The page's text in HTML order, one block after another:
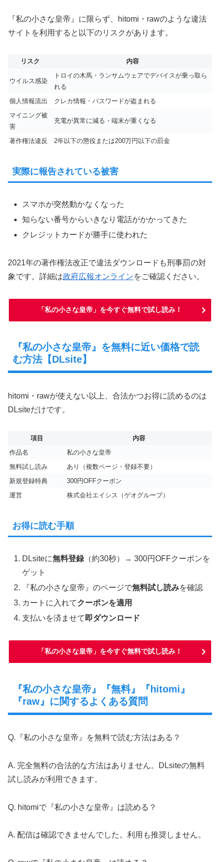
『私の小さな皇帝』に限らず、hitomi・rawのような違法
サイトを利用すると以下のリスクがあります。
リスク 内容
ウイルス感染
トロイの木馬・ランサムウェアでデバイスが乗っ取ら
れる
個人情報流出
クレカ情報・パスワードが盗まれる
マイニング被
害
充電が異常に減る・端末が重くなる
著作権法違反 2年以下の懲役または200万円以下の罰金
実際に報告されている被害
スマホが突然動かなくなった
知らない番号からいきなり電話がかかってきた
クレジットカードが勝手に使われた
2021年の著作権法改正で違法ダウンロードも刑事罰の対
象です。詳細は政府広報オンラインをご確認ください。
「私の小さな皇帝」を今すぐ無料で試し読み！
『私の小さな皇帝』を無料に近い価格で読
む方法【DLsite】
hitomi・rawが使えない以上、合法かつお得に読めるのは
DLsiteだけです。
項目
内容
作品名
私の小さな皇帝
無料試し読み
あり（複数ページ・登録不要）
新規登録特典
300円OFFクーポン
運営
株式会社エイシス（ゲオグループ）
お得に読む手順
DLsiteに無料登録 （約30秒）→ 300円OFFクーポンを
ゲット
『私の小さな皇帝』のページで無料試し読みを確認
カートに入れてクーポンを適用
支払いを済ませて 即ダウンロード
「私の小さな皇帝」を今すぐ無料で試し読み！
『私の小さな皇帝』『無料』『hitomi』
『raw』に関するよくある質問
Q.『私の小さな皇帝』を無料で読む方法はある？
A. 完全無料の合法的な方法はありません。DLsiteの無料
試し読みが利用できます。
Q. hitomiで『私の小さな皇帝』は読める？
A. 配信は確認できませんでした。利用も推奨しません。